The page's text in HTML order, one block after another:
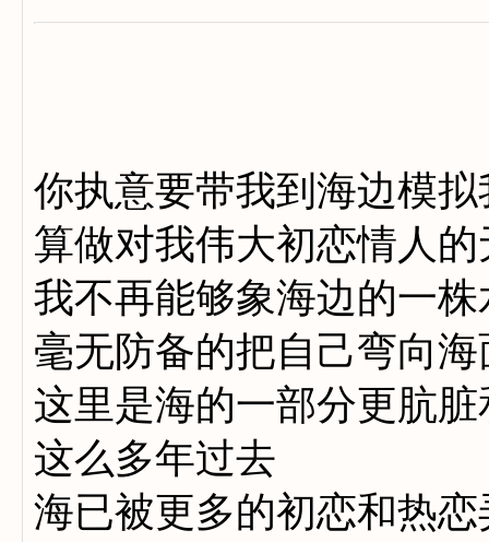
你执意要带我到海边模
算做对我伟大初恋情人
我不再能够象海边的一
毫无防备的把自己弯向海
这里是海的一部分更肮
这么多年过去
海已被更多的初恋和热